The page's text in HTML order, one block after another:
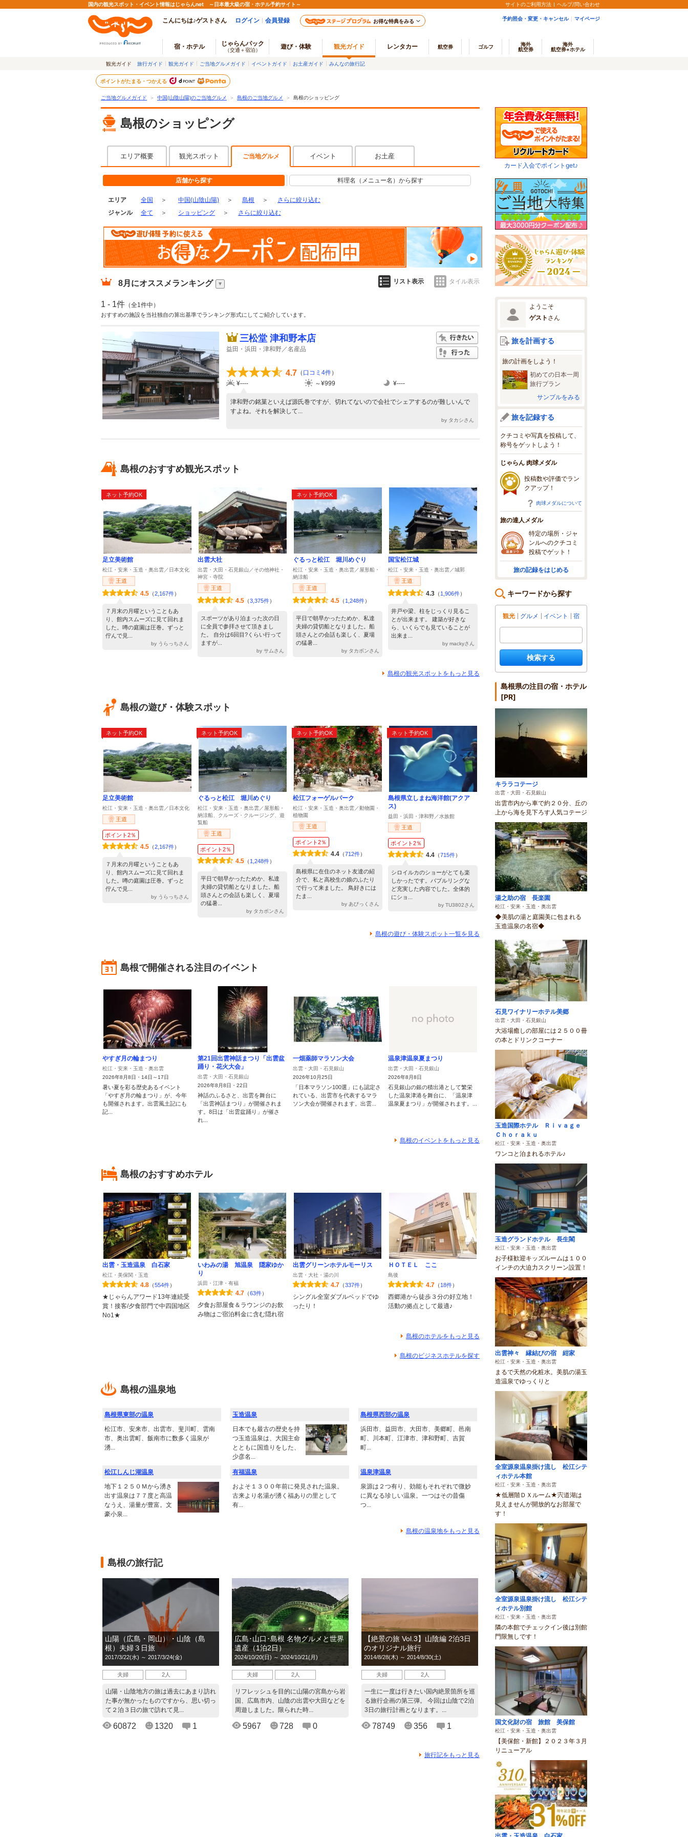
国内の観光スポット・イベント情報はじゃらんnet ～日本最大級の宿・ホテル予約サイト～ サイトのご利用方法 ヘルプ/問い合わせ
こんにちは♪ゲストさん ログイン 会員登録 お得な特典をみる 予約照会・変更・キャンセル マイページ
宿・ホテル じゃらんパック
（交通＋宿泊） 遊び・体験 観光ガイド レンタカー 航空券 ゴルフ
海外
航空券
海外
航空券+ホテル
観光ガイド 旅行ガイド 観光ガイド ご当地グルメガイド イベントガイド お土産ガイド みんなの旅行記
ポイントがたまる・つかえる
ご当地グルメガイド ＞ 中国(山陰山陽)のご当地グルメ ＞ 島根のご当地グルメ ＞ 島根のショッピング
島根のショッピング
エリア概要 観光スポット ご当地グルメ イベント お土産
店舗から探す 料理名（メニュー名）から探す
エリア 全国 ＞ 中国(山陰山陽) ＞ 島根 ＞
さらに絞り込む
ジャンル
全て ＞ ショッピング ＞ さらに絞り込む
8月 にオススメランキング リスト表示 タイル表示
1 - 1件 （全1件中）
おすすめの施設を当社独自の算出基準でランキング形式にしてご紹介しています。
三松堂 津和野本店
益田・浜田・津和野／名産品
4.7 （ 口コミ4件）
¥----
～¥999 ¥----
津和野の銘菓といえば源氏巻ですが、切れてないので会社でシェアするのが難しいんで
すよね。それを解決して...
by タカシさん
島根のおすすめ観光スポット
ネット予約OK
足立美術館
松江・安来・玉造・奥出雲／日本文化
王道
4.5 （2,167件）
７月末の月曜ということもあ
り、館内スムーズに見て回れま
した。噂の庭園は圧巻。ずっと
佇んで見...
by うらっちさん
出雲大社
出雲・大田・石見銀山／その他神社・
神宮・寺院
王道
4.5 （3,375件）
スポーツがあり泊まった次の日
に全員で参拝させて頂きまし
た。 自分は6回目?くらい行って
ますが...
by サムさん
ネット予約OK
ぐるっと松江 堀川めぐり
松江・安来・玉造・奥出雲／屋形船・
納涼船
王道
4.5 （ 1,248件）
平日で朝早かったためか、私達
夫婦の貸切船となりました。船
頭さんとの会話も楽しく、夏場
の猛暑...
by タカボンさん
国宝松江城
松江・安来・玉造・奥出雲／城郭
王道
4.3 （ 1,906件）
井戸や梁、柱をじっくり見るこ
とが出来ます。 建築が好きな
ら、いくらでも見ていることが
出来ま...
by mackyさん
島根の観光スポットをもっと見る
島根の遊び・体験スポット
ネット予約OK
足立美術館
松江・安来・玉造・奥出雲／日本文化
王道
ポイント2％
4.5 （2,167件）
７月末の月曜ということもあ
り、館内スムーズに見て回れま
した。噂の庭園は圧巻。ずっと
佇んで見...
by うらっちさん
ネット予約OK
ぐるっと松江 堀川めぐり
松江・安来・玉造・奥出雲／屋形船・
納涼船、クルーズ・クルージング、遊
覧船
王道
ポイント2％
4.5 （ 1,248件）
平日で朝早かったためか、私達
夫婦の貸切船となりました。船
頭さんとの会話も楽しく、夏場
の猛暑...
by タカボンさん
ネット予約OK
松江フォーゲルパーク
松江・安来・玉造・奥出雲／動物園・
植物園
王道
ポイント2％
4.4 （712件）
島根県に在住のネット友達の紹
介で、私と高校生の娘のふたり
で行って来ました。 鳥好きには
たま...
by あびっくさん
ネット予約OK
島根県立しまね海洋館(アクア
ス)
益田・浜田・津和野／水族館
王道
ポイント2％
4.4 （715件）
シロイルカのショーがとても楽
しかったです。バブルリングな
ど充実した内容でした。全体的
にショ...
by TU3802さん
島根の遊び・体験スポット一覧を見る
島根で開催される注目のイベント
やすぎ月の輪まつり
松江・安来・玉造・奥出雲
2026年8月8日・14日～17日
暑い夏を彩る歴史あるイベント
「やすぎ月の輪まつり」が、今年
も開催されます。出雲風土記にも
記...
第21回出雲神話まつり「出雲盆
踊り・花火大会」
出雲・大田・石見銀山
2026年8月8日・22日
神話のふるさと、出雲を舞台に
「出雲神話まつり」が開催されま
す。8日は「出雲盆踊り」が催さ
れ...
一畑薬師マラソン大会
出雲・大田・石見銀山
2026年10月25日
「日本マラソン100選」にも認定さ
れている、出雲市を代表するマラ
ソン大会が開催されます。出雲...
温泉津温泉夏まつり
出雲・大田・石見銀山
2026年8月8日
石見銀山の銀の積出港として繁栄
した温泉津港を舞台に、「温泉津
温泉夏まつり」が開催されます。...
島根のイベントをもっと見る
島根のおすすめホテル
出雲・玉造温泉 白石家
松江・美保関・玉造
4.8 （554件）
★じゃらんアワード13年連続受
賞！接客/夕食部門で中四国地区
No1★
いわみの湯 旭温泉 隠家ゆか
り
浜田・江津・有福
4.7 （63件）
夕食お部屋食＆ラウンジのお飲
み物はご宿泊料金に含む隠れ宿
出雲グリーンホテルモーリス
出雲・大社・湯の川
4.7 （337件）
シングル全室ダブルベッドでゆ
ったり！
ＨＯＴＥＬ ここ
島後
4.7 （ 18件）
西郷港から徒歩３分の好立地！
活動の拠点として最適♪
島根のホテルをもっと見る
島根のビジネスホテルを探す
島根の温泉地
島根県東部の温泉
松江市、安来市、出雲市、斐川町、雲南
市、奥出雲町、飯南市に数多く温泉が
湧...
玉造温泉
日本でも最古の歴史を持
つ玉造温泉は、大国主命
とともに国造りをした、
少彦名...
島根県西部の温泉
浜田市、益田市、大田市、美郷町、邑南
町、川本町、江津市、津和野町、吉賀
町...
松江しんじ湖温泉
地下１２５０Ｍから湧き
出す温泉は７７度と高温
なうえ、湯量が豊富。文
豪小泉...
有福温泉
およそ１３００年前に発見された温泉。
古来より名湯が湧く福ありの里として
有...
温泉津温泉
泉源は２つ有り、効能もそれぞれで微妙
に異なる珍しい温泉。一つはその昔傷
つ...
島根の温泉地をもっと見る
島根の旅行記
山陽（広島・岡山）・山陰（島
根）夫婦３日旅
2017/3/22(水) ～ 2017/3/24(金)
夫婦 2人
山陽・山陰地方の旅は過去にあまり訪れ
た事が無かったものですから、思い切っ
て２泊３日の旅で訪れて見...
60872 1320 1
広島･山口･島根 名物グルメと世界
遺産（1泊2日）
2024/10/20(日) ～ 2024/10/21(月)
夫婦 2人
リフレッシュを目的に山陽の宮島から岩
国、広島市内、山陰の出雲や大田などを
周遊しました。限られた時...
5967 728 0
【絶景の旅 Vol.3】山陰編 2泊3日
のオリジナル旅行
2014/8/28(木) ～ 2014/8/30(土)
夫婦 2人
一生に一度は行きたい国内絶景箇所を巡
る旅行企画の第三弾。 今回は山陰で2泊
3日の旅行計画となります。...
78749 356 1
旅行記をもっと見る
カード入会でポイントget♪
ようこそ
ゲスト さん
旅を計画する
旅の計画をしよう！
初めての日本一周
旅行プラン
サンプルをみる
旅を記録する
クチコミや写真を投稿して、
称号をゲットしよう！
じゃらん 肉球メダル
投稿数や評価でラン
クアップ！
肉球メダルについて
旅の達人メダル
特定の場所・ジャ
ンルへのクチコミ
投稿でゲット！
旅の記録をはじめる
キーワードから探す
観光 グルメ イベント 宿
検索する
島根県の注目の宿・ホテル
[PR]
キララコテージ
出雲・大田・石見銀山
出雲市内から車で約２０分、丘の
上から海を見下ろす人気コテージ
湯之助の宿 長楽園
松江・安来・玉造・奥出雲
◆美肌の湯と庭園美に包まれる
玉造温泉の名宿◆
石見ワイナリーホテル美郷
出雲・大田・石見銀山
大浴場癒しの部屋には２５００冊
の本とドリンクコーナー
玉造国際ホテル Ｒｉｖａｇｅ
Ｃｈｏｒａｋｕ
松江・安来・玉造・奥出雲
ワンコと泊まれるホテル♪
玉造グランドホテル 長生閣
松江・安来・玉造・奥出雲
お子様歓迎キッズルームは１００
インチの大迫力スクリーン設置！
出雲神々 縁結びの宿 紺家
松江・安来・玉造・奥出雲
まるで天然の化粧水。美肌の湯玉
造温泉でゆっくりと
全室源泉温泉掛け流し 松江シテ
ィホテル本館
松江・安来・玉造・奥出雲
★低層階ＤＸルーム★宍道湖は
見えませんが開放的なお部屋で
す！
全室源泉温泉掛け流し 松江シテ
ィホテル別館
松江・安来・玉造・奥出雲
隣の本館でチェックイン後は別館
門限無しです！
国文化財の宿 旅館 美保館
松江・安来・玉造・奥出雲
【美保館・新館】２０２３年３月
リニューアル